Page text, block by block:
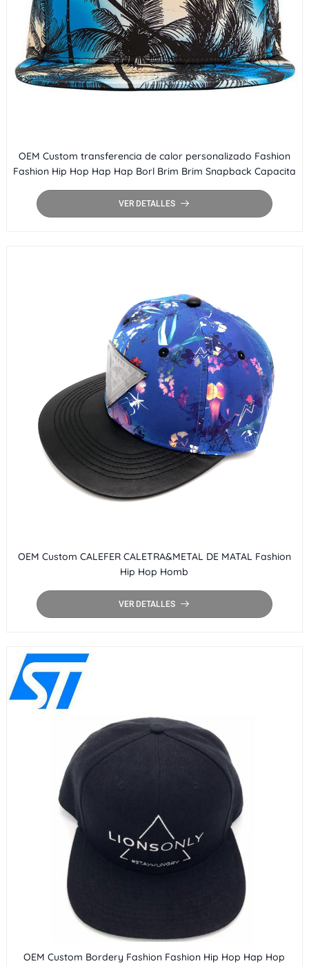
OEM Custom transferencia de calor personalizado Fashion
Fashion Hip Hop Hap Hap Borl Brim Brim Snapback Capacita
VER DETALLES
OEM Custom CALEFER CALETRA&METAL DE MATAL Fashion
Hip Hop Homb
VER DETALLES
OEM Custom Bordery Fashion Fashion Hip Hop Hap Hop